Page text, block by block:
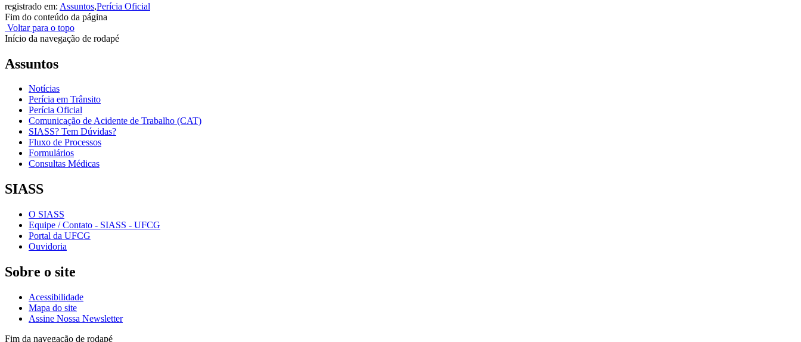
registrado em: Assuntos,Perícia Oficial
Fim do conteúdo da página
Voltar para o topo
Início da navegação de rodapé
Assuntos
Notícias
Perícia em Trânsito
Perícia Oficial
Comunicação de Acidente de Trabalho (CAT)
SIASS? Tem Dúvidas?
Fluxo de Processos
Formulários
Consultas Médicas
SIASS
O SIASS
Equipe / Contato - SIASS - UFCG
Portal da UFCG
Ouvidoria
Sobre o site
Acessibilidade
Mapa do site
Assine Nossa Newsletter
Fim da navegação de rodapé